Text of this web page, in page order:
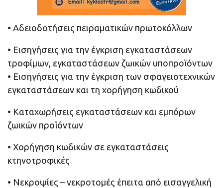
• Αδειοδοτήσεις πειραματικών πρωτοκόλλων
• Εισηγήσεις για την έγκριση εγκαταστάσεων
τροφίμων, εγκαταστάσεων ζωικών υποπροϊόντων
• Εισηγήσεις για την έγκριση των σφαγειοτεχνικών
εγκαταστάσεων και τη χορήγηση κωδικού
• Καταχωρήσεις εγκαταστάσεων και εμπόρων
ζωικών προϊόντων
• Χορήγηση κωδικών σε εγκαταστάσεις
κτηνοτροφικές
• Νεκροψίες – νεκροτομές έπειτα από εισαγγελική